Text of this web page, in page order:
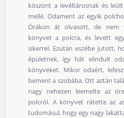
köszönt a levéltárosnak és
mellé. Odament az egyik
Órákon át olvasott, de nem
könyvet a polcra, és levett
sikerrel. Ezután eszébe jutott,
épületnek, így hát elindult
könyveket. Mikor odaért,
bement a szobába. Ott aztán
nagy nehezen leemelte az
polcról. A könyvet rátette az
tudomásul, hogy egy nagy